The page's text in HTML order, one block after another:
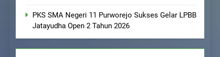
PKS SMA Negeri 11 Purworejo Sukses Gelar LPBB
Jatayudha Open 2 Tahun 2026